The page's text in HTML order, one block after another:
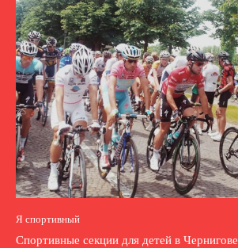
Я спортивный
Спортивные секции для детей в Чернигове